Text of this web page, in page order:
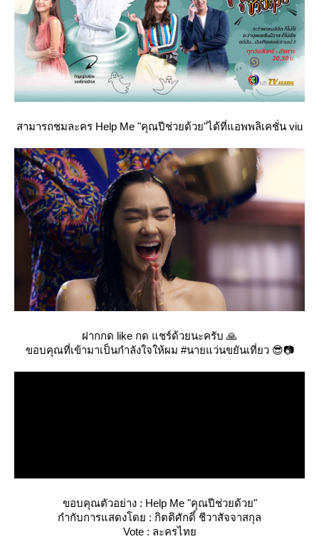
สามารถชมละคร Help Me "คุณปีช่วยด้วย"ได้ที่แอพพลิเคชั่น viu
ฝากกด like กด แชร์ด้วยนะครับ 🙏
ขอบคุณที่เข้ามาเป็นกำลังใจให้ผม #นายแว่นขยันเที่ยว 😎📷
ขอบคุณตัวอย่าง : Help Me "คุณปีช่วยด้วย"
กำกับการแสดงโดย : กิตติศักดิ์ ชีวาสัจจาสกุล
Vote : ละครไท